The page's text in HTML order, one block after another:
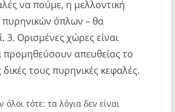
να πούμε, η μελλοντική
όπλων – θα
3. Ορισμένες χώρες είναι
προμηθεύσουν απευθείας το
δικές τους πυρηνικές κεφαλές.
τότε: τα λόγια δεν είναι